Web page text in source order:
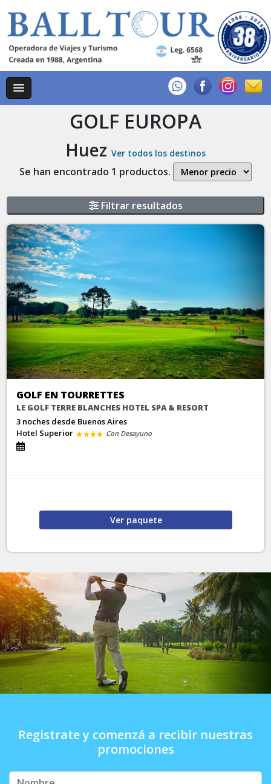
GOLF EUROPA
Huez Ver todos los destinos
Se han encontrado 1 productos.
Filtrar resultados
GOLF EN TOURRETTES
LE GOLF TERRE BLANCHES HOTEL SPA & RESORT
3 noches desde Buenos Aires
Hotel Superior
Con Desayuno
Ver paquete
Registrate y comenzá a recibir nuestras
promociones